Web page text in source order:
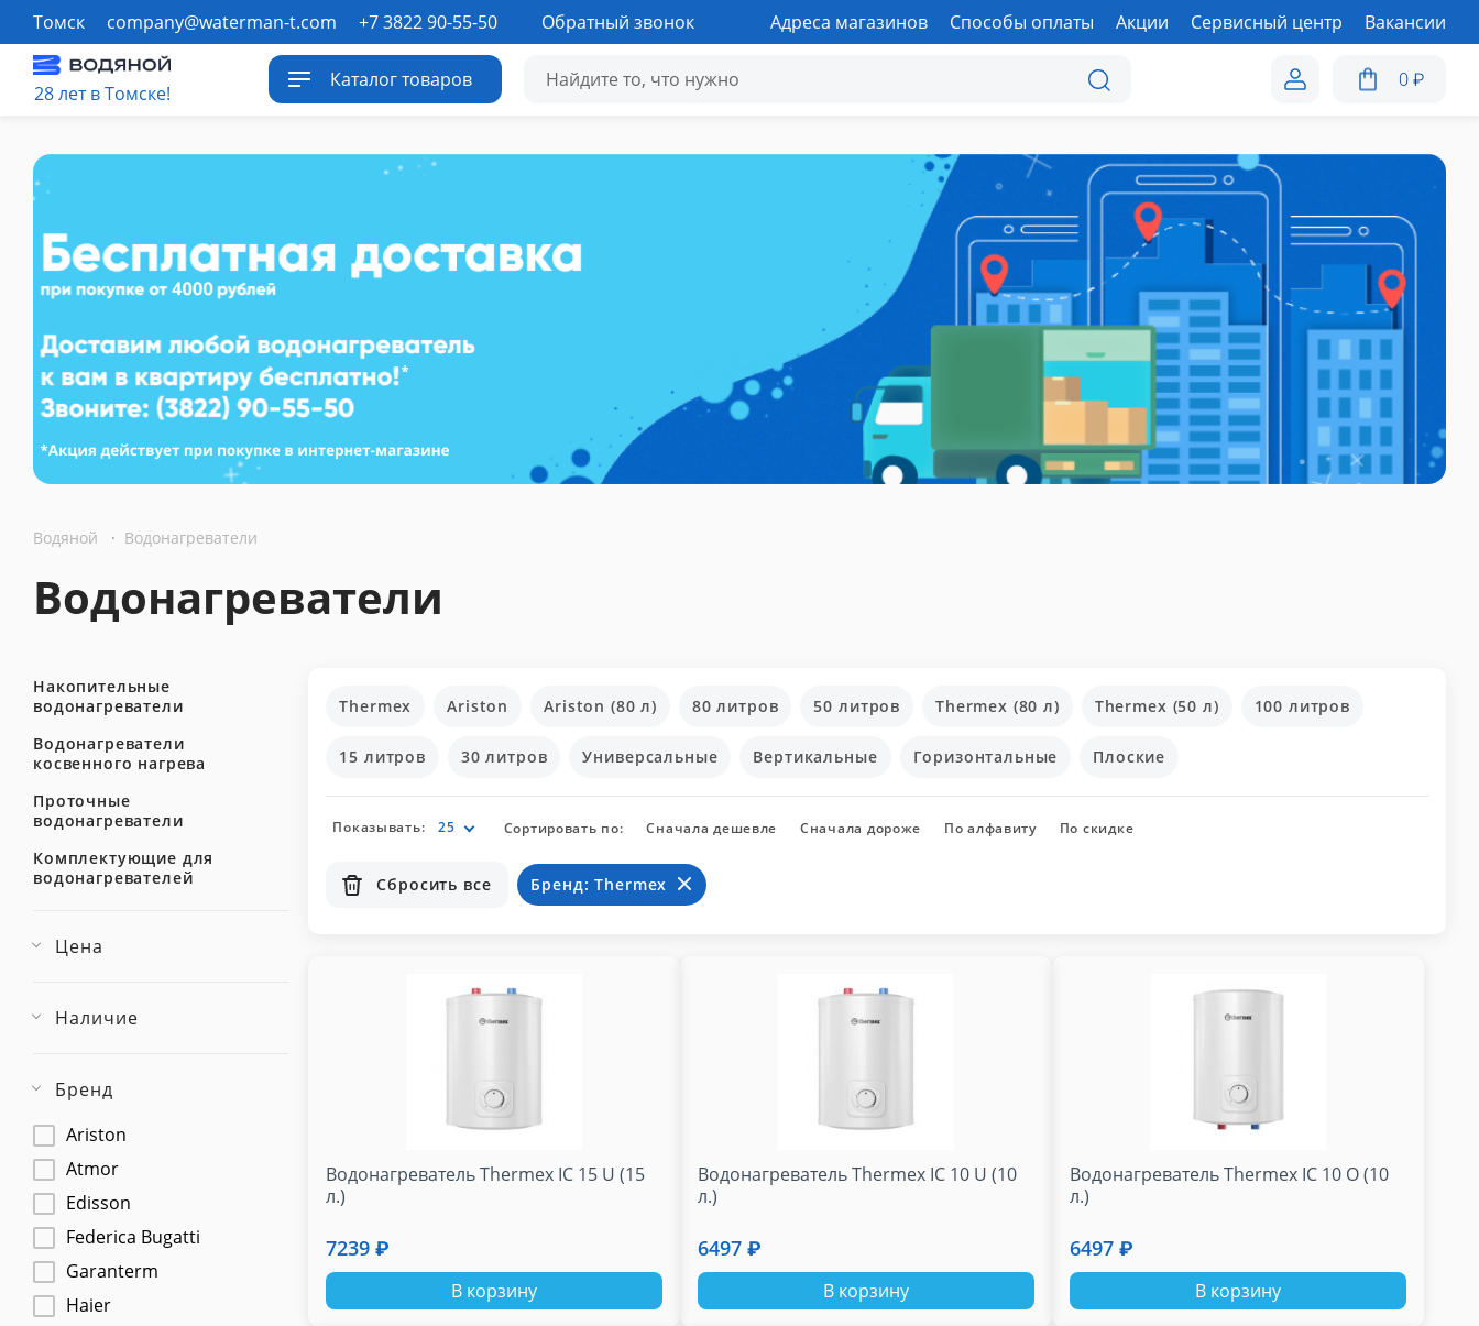
Томск company@waterman-t.com +7 3822 90-55-50 Обратный звонок Адреса магазинов Способы оплаты Акции Сервисный центр Вакансии
28 лет в Томске!
Каталог товаров 0₽
Водяной · Водонагреватели
Водонагреватели
Накопительные
водонагреватели
Водонагреватели
косвенного нагрева
Проточные
водонагреватели
Комплектующие для
водонагревателей
Цена
Наличие
Бренд
Ariston
Atmor
Edisson
Federica Bugatti
Garanterm
Haier
Thermex Ariston Ariston (80 л) 80 литров 50 литров Thermex (80 л) Thermex (50 л) 100 литров
15 литров 30 литров Универсальные Вертикальные Горизонтальные Плоские
Показывать: 25 Сортировать по: Сначала дешевле Сначала дороже По алфавиту По скидке
Сбросить все Бренд: Thermex
Водонагреватель Thermex IC 15 U (15
л.)
7239 ₽
В корзину
Водонагреватель Thermex IC 10 U (10
л.)
6497 ₽
В корзину
Водонагреватель Thermex IC 10 O (10
л.)
6497 ₽
В корзину